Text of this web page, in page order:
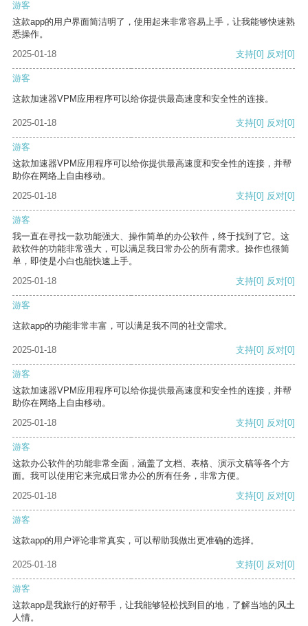
游客
这款app的用户界面简洁明了，使用起来非常容易上手，让我能够快速熟
悉操作。
2025-01-18
支持[0] 反对[0]
游客
这款加速器VPM应用程序可以给你提供最高速度和安全性的连接。
2025-01-18 支持[0] 反对[0]
游客
这款加速器VPM应用程序可以给你提供最高速度和安全性的连接，并帮
助你在网络上自由移动。
2025-01-18
支持[0] 反对[0]
游客
我一直在寻找一款功能强大、操作简单的办公软件，终于找到了它。这
款软件的功能非常强大，可以满足我日常办公的所有需求。操作也很简
单，即使是小白也能快速上手。
2025-01-18
支持[0] 反对[0]
游客
这款app的功能非常丰富，可以满足我不同的社交需求。
2025-01-18 支持[0] 反对[0]
游客
这款加速器VPM应用程序可以给你提供最高速度和安全性的连接，并帮
助你在网络上自由移动。
2025-01-18
支持[0] 反对[0]
游客
这款办公软件的功能非常全面，涵盖了文档、表格、演示文稿等各个方
面。我可以使用它来完成日常办公的所有任务，非常方便。
2025-01-18
支持[0] 反对[0]
游客
这款app的用户评论非常真实，可以帮助我做出更准确的选择。
2025-01-18 支持[0] 反对[0]
游客
这款app是我旅行的好帮手，让我能够轻松找到目的地，了解当地的风土
人情。